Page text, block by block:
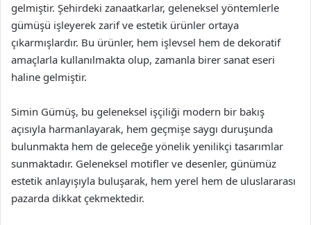
gelmiştir. Şehirdeki zanaatkarlar, geleneksel yöntemlerle
gümüşü işleyerek zarif ve estetik ürünler ortaya
çıkarmışlardır. Bu ürünler, hem işlevsel hem de dekoratif
amaçlarla kullanılmakta olup, zamanla birer sanat eseri
haline gelmiştir.
Simin Gümüş, bu geleneksel işçiliği modern bir bakış
açısıyla harmanlayarak, hem geçmişe saygı duruşunda
bulunmakta hem de geleceğe yönelik yenilikçi tasarımlar
sunmaktadır. Geleneksel motifler ve desenler, günümüz
estetik anlayışıyla buluşarak, hem yerel hem de uluslararası
pazarda dikkat çekmektedir.